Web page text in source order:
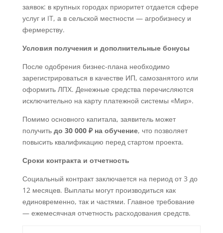
заявок: в крупных городах приоритет отдается сфере
услуг и IT, а в сельской местности — агробизнесу и
фермерству.
Условия получения и дополнительные бонусы
После одобрения бизнес-плана необходимо
зарегистрироваться в качестве ИП, самозанятого или
оформить ЛПХ. Денежные средства перечисляются
исключительно на карту платежной системы «Мир».
Помимо основного капитала, заявитель может
получить до 30 000 ₽ на обучение, что позволяет
повысить квалификацию перед стартом проекта.
Сроки контракта и отчетность
Социальный контракт заключается на период от 3 до
12 месяцев. Выплаты могут производиться как
единовременно, так и частями. Главное требование
— ежемесячная отчетность расходования средств.